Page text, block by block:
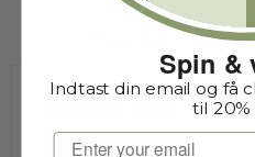
VIS PRODUKT
Spin &
Indtast din email og få
til 20%
Email